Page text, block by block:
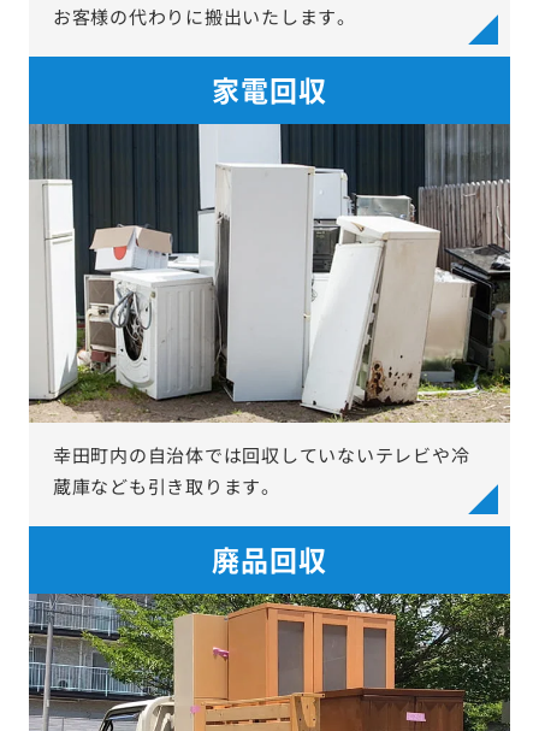
お客様の代わりに搬出いたします。
家電回収
幸田町内の自治体では回収していないテレビや冷
蔵庫なども引き取ります。
廃品回収